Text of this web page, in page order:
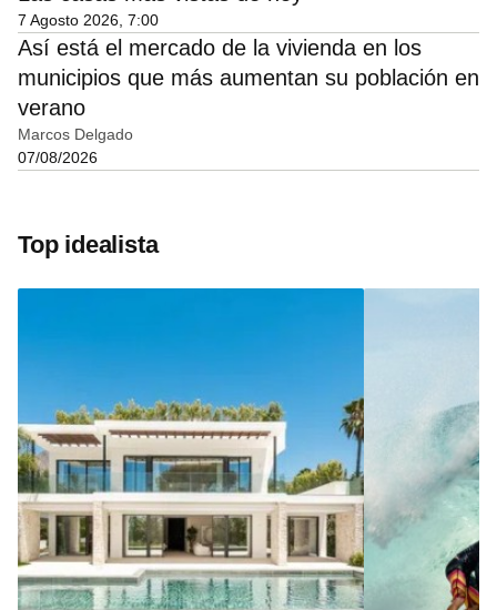
7 Agosto 2026, 7:00
Así está el mercado de la vivienda en los
municipios que más aumentan su población en
verano
Marcos Delgado
07/08/2026
Top idealista